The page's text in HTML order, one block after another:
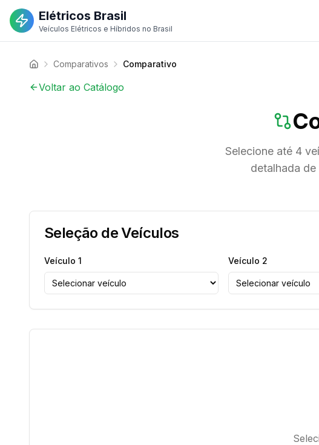
Elétricos Brasil
Veículos Elétricos e Híbridos no Brasil
Comparativos Comparativo
Voltar ao Catálogo
Selecione até 4
detalhada
Seleção de Veículos
Veículo 1 Veículo 2